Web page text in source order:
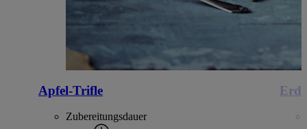
Apfel-Trifle
Zubereitungsdauer